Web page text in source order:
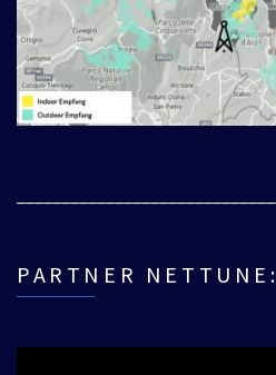
PARTNER NETTUNE: